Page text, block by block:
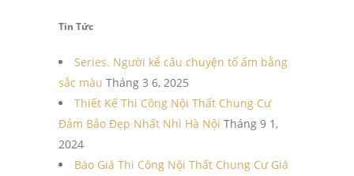
Tin Tức
Series. Người kể câu chuyện tổ ấm bằng
sắc màu Tháng 3 6, 2025
Thiết Kế Thi Công Nội Thất Chung Cư
Đảm Bảo Đẹp Nhất Nhì Hà Nội Tháng 9 1,
2024
Báo Giá Thi Công Nội Thất Chung Cư Giá